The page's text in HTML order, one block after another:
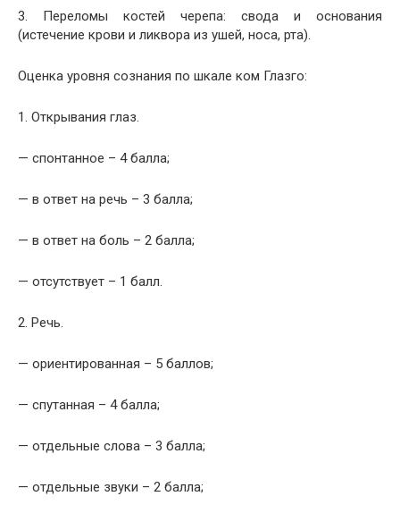
3. Переломы костей черепа: свода и основания
(истечение крови и ликвора из ушей, носа, рта).
Оценка уровня сознания по шкале ком Глазго:
1. Открывания глаз.
— спонтанное – 4 балла;
— в ответ на речь – 3 балла;
— в ответ на боль – 2 балла;
— отсутствует – 1 балл.
2. Речь.
— ориентированная – 5 баллов;
— спутанная – 4 балла;
— отдельные слова – 3 балла;
— отдельные звуки – 2 балла;